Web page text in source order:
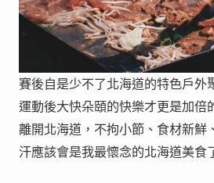
賽後自是少不了北海道的特色戶外
運動後大快朵頤的快樂才更是加倍
離開北海道，不拘小節、食材新鮮
汗應該會是我最懷念的北海道美食